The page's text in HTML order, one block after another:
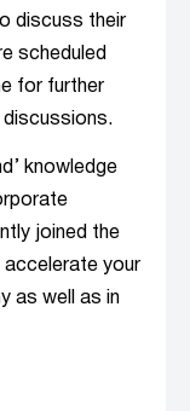
discuss their
scheduled
for further
discussions.
knowledge
joined the
accelerate your
as well as in